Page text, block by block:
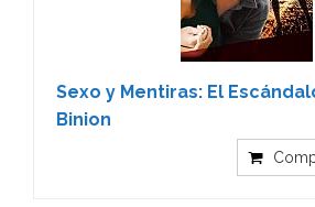
Sexo y Mentiras: El
Binion